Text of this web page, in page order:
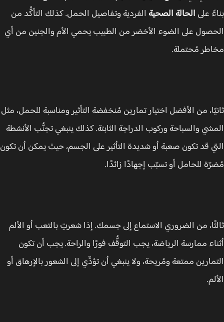
علىالحالة الصحيةالفردية وتفاصيل الحمل. كذلك التأكُّد من
على الضوء الأخضر من الطبيب يحمي الأم والجنين من أي
مُحتملة.
من الأفضل اختيار تمارين مُنخفضة التأثير ومناسبة للحمل، مثل
والسباحة وركوب الدراجة الثابتة. كذلك ينبغي تجنُّب الأنشطة
قد تكون صعبة أو شديدة التأثير على الجسم، حيث يمكن أن تكون
للحامل أو تسبّب إجهادًا زائدًا.
من الضروري الاستماع إلى جسمك. إذا شعرتِ بالتعب أو الألم
ممارسة الرياضة، يجب التوقُّف فورًا والراحة. يجب أن تكون
ممتعة ومُريحة، ولا ينبغي أن تؤدِّي إلى الشعور بالإرهاق أو